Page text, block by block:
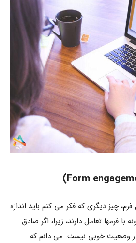
فرم، چیز دیگری که فکر می کنم باید اندازه
با فرمها تعامل دارند، زیرا، اگر صادق
در وضعیت خوبی نیست. می دانم که